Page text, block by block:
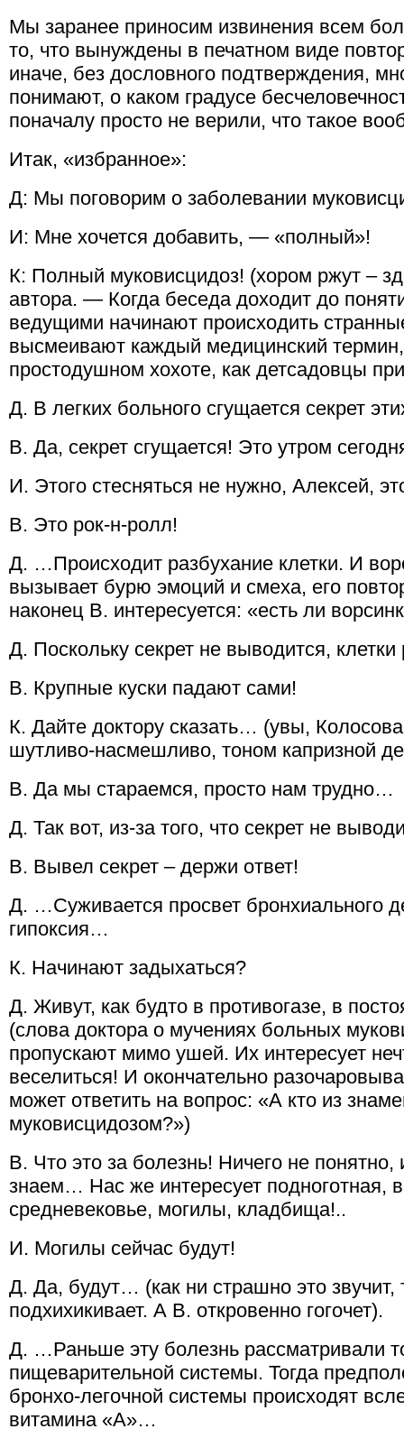
Мы заранее приносим извинения всем
то, что вынуждены в печатном виде
иначе, без дословного подтверждения,
понимают, о каком градусе
поначалу просто не верили, что такое
Итак, «избранное»:
Д: Мы поговорим о заболевании
И: Мне хочется добавить, — «полный»!
К: Полный муковисцидоз! (хором ржут –
автора. — Когда беседа доходит до
ведущими начинают происходить
высмеивают каждый медицинский
простодушном хохоте, как детсадовцы
Д. В легких больного сгущается секрет
В. Да, секрет сгущается! Это утром
И. Этого стесняться не нужно, Алексей,
В. Это рок-н-ролл!
Д. …Происходит разбухание клетки. И
вызывает бурю эмоций и смеха, его
наконец В. интересуется: «есть ли
Д. Поскольку секрет не выводится,
В. Крупные куски падают сами!
К. Дайте доктору сказать… (увы,
шутливо-насмешливо, тоном капризной
В. Да мы стараемся, просто нам трудно…
Д. Так вот, из-за того, что секрет не
В. Вывел секрет – держи ответ!
Д. …Суживается просвет бронхиального
гипоксия…
К. Начинают задыхаться?
Д. Живут, как будто в противогазе, в
(слова доктора о мучениях больных
пропускают мимо ушей. Их интересует
веселиться! И окончательно
может ответить на вопрос: «А кто из
муковисцидозом?»)
В. Что это за болезнь! Ничего не
знаем… Нас же интересует подноготная,
средневековье, могилы, кладбища!..
И. Могилы сейчас будут!
Д. Да, будут… (как ни страшно это звучит,
подхихикивает. А В. откровенно гогочет).
Д. …Раньше эту болезнь рассматривали
пищеварительной системы. Тогда
бронхо-легочной системы происходят
витамина «А»…